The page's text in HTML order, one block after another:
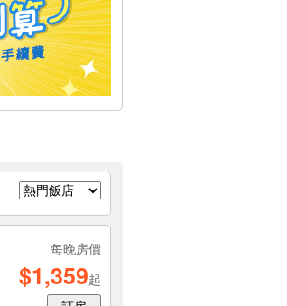
每晚房價
$1,359起